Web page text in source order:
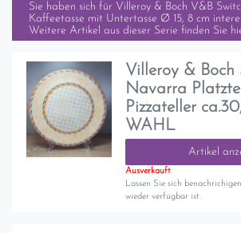
Sie haben sich für Villeroy & Boch V&B
Kaffeetasse mit Untertasse Ø 15, 8 cm
Weitere Artikel aus dieser Serie finden Sie
Villeroy & Boch
Navarra
Pizzateller
WAHL
Artikel
Ausverkauft
Lassen Sie sich
wieder verfügbar ist.